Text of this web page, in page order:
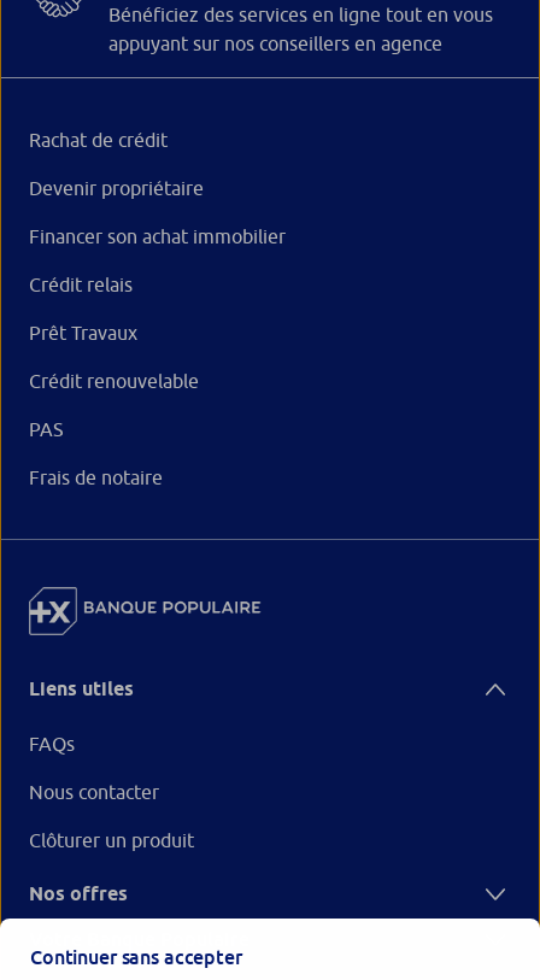
Bénéficiez des services en ligne tout en vous
appuyant sur nos conseillers en agence
Rachat de crédit
Devenir propriétaire
Financer son achat immobilier
Crédit relais
Prêt Travaux
Crédit renouvelable
PAS
Frais de notaire
Liens utiles
FAQs
Nous contacter
Clôturer un produit
Nos offres
Continuer sans accepter